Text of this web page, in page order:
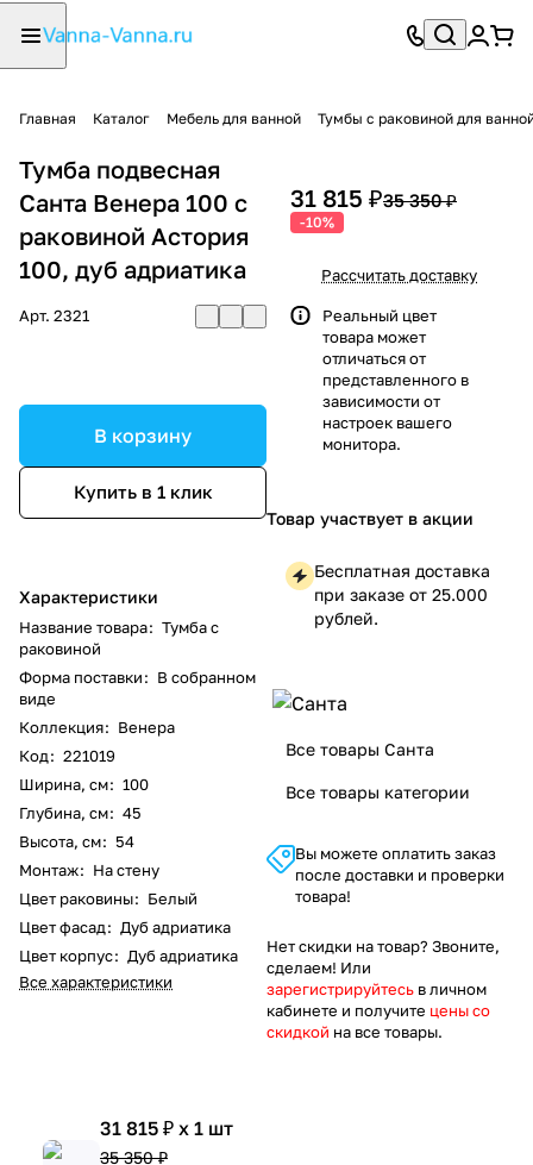
Главная Каталог Мебель для ванной Тумбы с раковиной для
Тумба подвесная
Санта Венера 100 с
раковиной Астория
100, дуб адриатика
Арт. 2321
В корзину
Купить в 1 клик
Характеристики
Название товара: Тумба с
раковиной
Форма поставки: В собранном
виде
Коллекция: Венера
Код: 221019
Ширина, см: 100
Глубина, см: 45
Высота, см: 54
Монтаж: На стену
Цвет раковины: Белый
Цвет фасад: Дуб адриатика
Цвет корпус: Дуб адриатика
Все характеристики
31 815 ₽35 350 ₽
-10%
Рассчитать доставку
Реальный цвет
товара может
отличаться от
представленного в
зависимости от
настроек вашего
монитора.
Товар участвует в акции
Бесплатная доставка
при заказе от 25.000
рублей.
Все товары Санта
Все товары категории
Вы можете оплатить заказ
после доставки и проверки
товара!
Нет скидки на товар? Звоните,
сделаем! Или
зарегистрируйтесь в личном
кабинете и получите цены со
скидкой на все товары.
31 815 ₽ x 1 шт
35 350 ₽